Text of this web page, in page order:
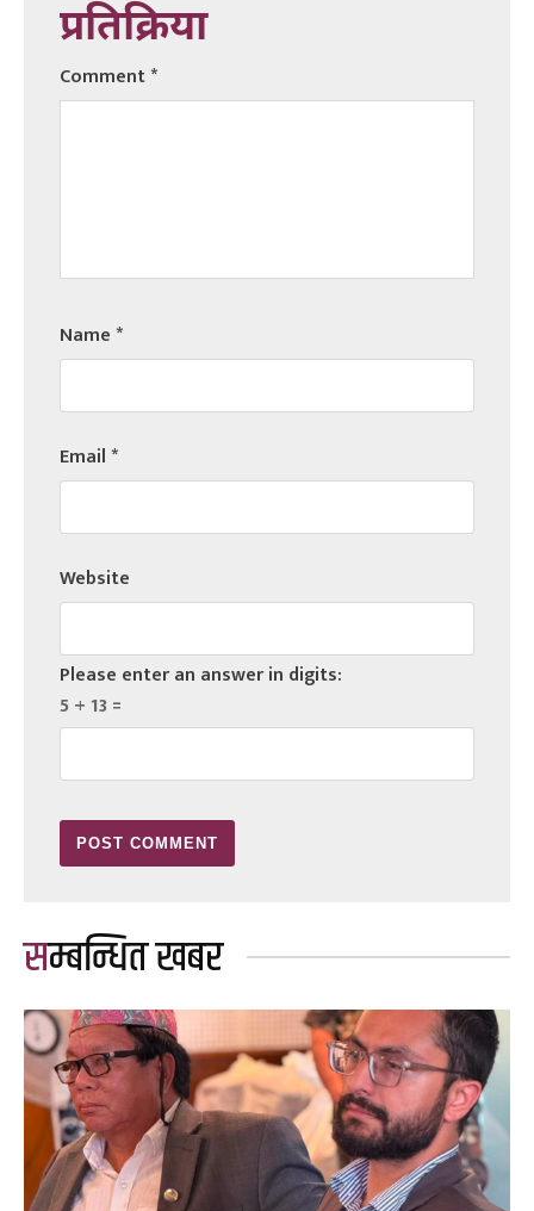
प्रतिक्रिया
Comment*
Name*
Email*
Website
Please enter an answer in digits:
5 + 13 =
सम्बन्धित खबर